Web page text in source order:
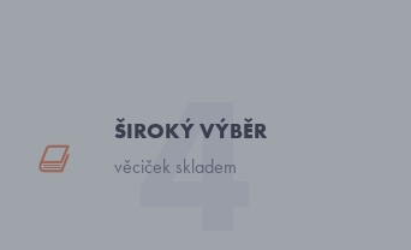
ŠIROKÝ VÝBĚR
věciček skladem